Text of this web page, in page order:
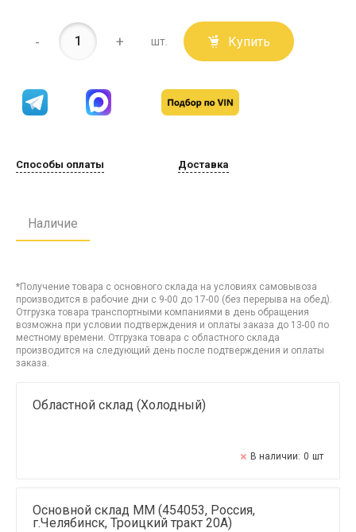
- + шт. Купить
Способы оплаты Доставка
Наличие
*Получение товара с основного склада на условиях самовывоза
производится в рабочие дни с 9-00 до 17-00 (без перерыва на обед).
Отгрузка товара транспортными компаниями в день обращения
возможна при условии подтверждения и оплаты заказа до 13-00 по
местному времени. Отгрузка товара с областного склада
производится на следующий день после подтверждения и оплаты
заказа.
Областной склад (Холодный)
В наличии: 0 шт
Основной склад ММ (454053, Россия,
г.Челябинск, Троицкий тракт 20А)